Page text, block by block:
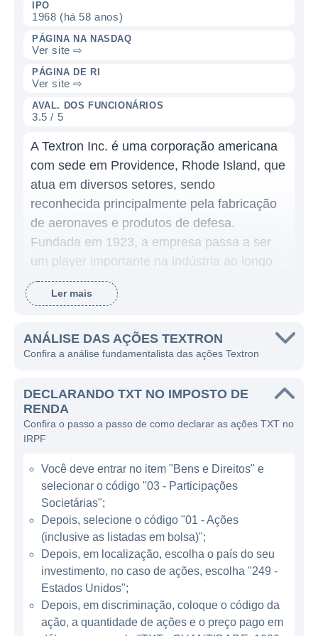
IPO
1968 (há 58 anos)
PÁGINA NA NASDAQ
Ver site ⇨
PÁGINA DE RI
Ver site ⇨
AVAL. DOS FUNCIONÁRIOS
3.5 / 5
A Textron Inc. é uma corporação americana
com sede em Providence, Rhode Island, que
atua em diversos setores, sendo
reconhecida principalmente pela fabricação
de aeronaves e produtos de defesa.
Fundada em 1923, a empresa passa a ser
um player importante na indústria ao longo
dos anos, diversificando suas operações e
expandindo sua presença global. O portfólio
executivos, aeronaves militares, veículos
utilitários e até mesmo produtos financeiros,
versáteis de seu segmento.
O modelo de negócios da Textron baseia-se
na engenharia de alta precisão e inovação, o
que lhe permite atender tanto os mercados
de aviação civil quanto militar. A empresa
ganha dinheiro através da venda de
aeronaves e serviços relacionados, além de
oferecer suporte e manutenção a seus
produtos. Ao longo dos anos, a Textron
diversificou suas operações, absorvendo
várias empresas e expandindo suas linhas
de produtos, o que ajudou a solidificar sua
Ler mais
ANÁLISE DAS AÇÕES TEXTRON
Confira a análise fundamentalista das ações Textron
DECLARANDO TXT NO IMPOSTO DE
RENDA
Confira o passo a passo de como declarar as ações TXT no
IRPF
Você deve entrar no item "Bens e Direitos" e
selecionar o código "03 - Participações
Societárias";
Depois, selecione o código "01 - Ações
(inclusive as listadas em bolsa)";
Depois, em localização, escolha o país do seu
investimento, no caso de ações, escolha "249 -
Estados Unidos";
Depois, em discriminação, coloque o código da
ação, a quantidade de ações e o preço pago em